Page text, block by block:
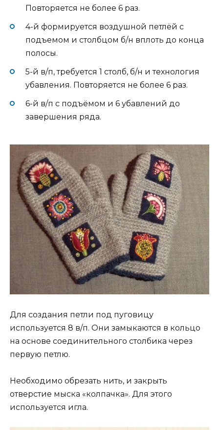
Повторяется не более 6 раз.
4-й формируется воздушной петлёй с
подъемом и столбцом б/н вплоть до конца
полосы.
5-й в/п, требуется 1 столб, б/н и технология
убавления. Повторяется не более 6 раз.
6-й в/п с подъёмом и 6 убавлений до
завершения ряда.
Для создания петли под пуговицу
используется 8 в/п. Они замыкаются в кольцо
на основе соединительного столбика через
первую петлю.
Необходимо обрезать нить, и закрыть
отверстие мыска «колпачка». Для этого
используется игла.